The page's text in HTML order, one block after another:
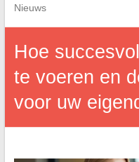
Nieuws
Hoe
te voeren en
voor uw